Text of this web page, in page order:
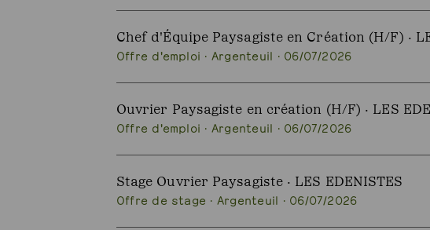
Chef d'Équipe Paysagiste en Création (H/F) ·
Offre d'emploi · Argenteuil · 06/07/2026
Ouvrier Paysagiste en création (H/F) · LES
Offre d'emploi · Argenteuil · 06/07/2026
Stage Ouvrier Paysagiste · LES EDENISTES
Offre de stage · Argenteuil · 06/07/2026